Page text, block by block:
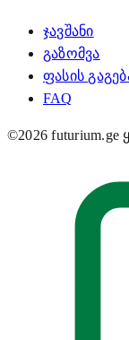
ჯავშანი
გაზომვა
ფასის
FAQ
©2026 futurium.ge